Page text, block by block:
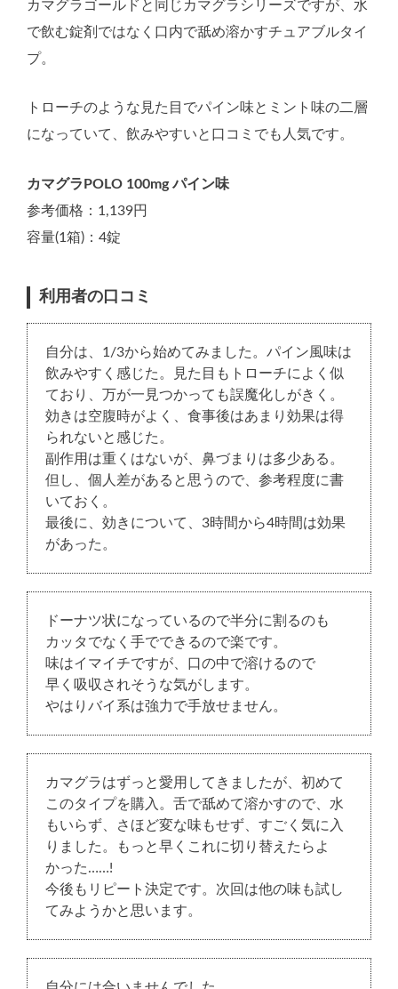
カマグラゴールドと同じカマグラシリーズですが、水
で飲む錠剤ではなく口内で舐め溶かすチュアブルタイ
プ。
トローチのような見た目でパイン味とミント味の二層
になっていて、飲みやすいと口コミでも人気です。
カマグラPOLO 100mg パイン味
参考価格：1,139円
容量(1箱)：4錠
利用者の口コミ
自分は、1/3から始めてみました。パイン風味は
飲みやすく感じた。見た目もトローチによく似
ており、万が一見つかっても誤魔化しがきく。
効きは空腹時がよく、食事後はあまり効果は得
られないと感じた。
副作用は重くはないが、鼻づまりは多少ある。
但し、個人差があると思うので、参考程度に書
いておく。
最後に、効きについて、3時間から4時間は効果
があった。
ドーナツ状になっているので半分に割るのも
カッタでなく手でできるので楽です。
味はイマイチですが、口の中で溶けるので
早く吸収されそうな気がします。
やはりバイ系は強力で手放せません。
カマグラはずっと愛用してきましたが、初めて
このタイプを購入。舌で舐めて溶かすので、水
もいらず、さほど変な味もせず、すごく気に入
りました。もっと早くこれに切り替えたらよ
かった……!
今後もリピート決定です。次回は他の味も試し
てみようかと思います。